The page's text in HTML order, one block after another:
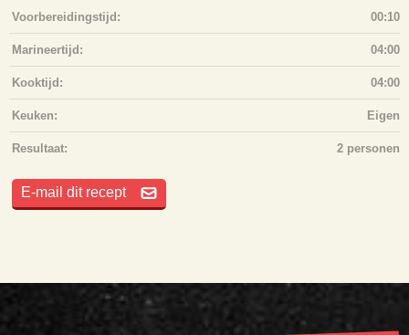
Voorbereidingstijd: 00:10
Marineertijd: 04:00
Kooktijd: 04:00
Keuken: Eigen
Resultaat: 2 personen
E-mail dit recept